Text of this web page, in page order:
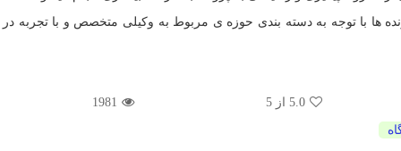
ها با توجه به دسته بندی حوزه ی مربوط به وکیلی متخصص و با تجربه در
5.0 از 5 1981